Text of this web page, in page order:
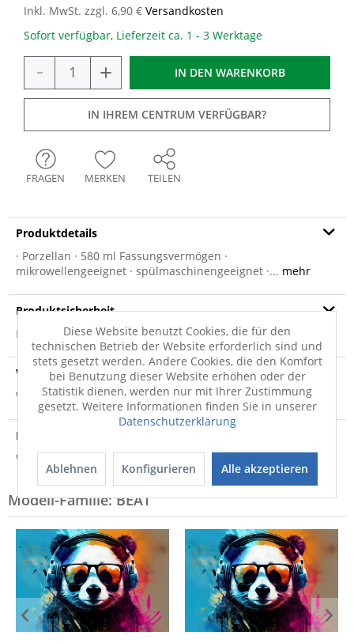
Inkl. MwSt. zzgl. 6,90 € Versandkosten
Sofort verfügbar, Lieferzeit ca. 1 - 3 Werktage
- + IN DEN WARENKORB
IN IHREM CENTRUM VERFÜGBAR?
FRAGEN MERKEN TEILEN
Produktdetails
· Porzellan · 580 ml Fassungsvermögen ·
mikrowellengeeignet · spülmaschinengeeignet ·... mehr
Produktsicherheit
Produktsicherheit
Versandinfo
Weitere Informationen zum Versand...
Hersteller
Weitere Informationen zum Hersteller...
Modell-Familie: BEAT
Diese Website benutzt Cookies, die für den
technischen Betrieb der Website erforderlich sind und
stets gesetzt werden. Andere Cookies, die den Komfort
bei Benutzung dieser Website erhöhen oder der
Statistik dienen, werden nur mit Ihrer Zustimmung
gesetzt. Weitere Informationen finden Sie in unserer
Datenschutzerklärung
Ablehnen Konfigurieren Alle akzeptieren